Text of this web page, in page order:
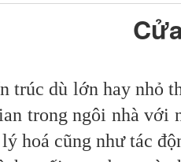
trúc dù lớn hay nhỏ
trong ngôi nhà
hoá cũng như tác